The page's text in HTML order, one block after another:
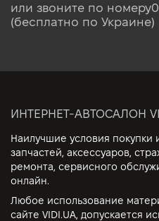
или звоните по номеру
(бесплатно по Украине)
ИНТЕРНЕТ-АВТОСАЛОН
Наилучшие условия покупки
запчастей, аксессуаров,
ремонта, сервисного
онлайн.
Любое использование
сайте VIDI.UA, допускается